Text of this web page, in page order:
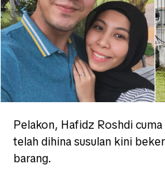
Pelakon, Hafidz Roshdi
telah dihina susulan kini
barang.